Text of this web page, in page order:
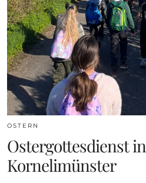
OSTERN
Ostergottesdienst in
Kornelimünster